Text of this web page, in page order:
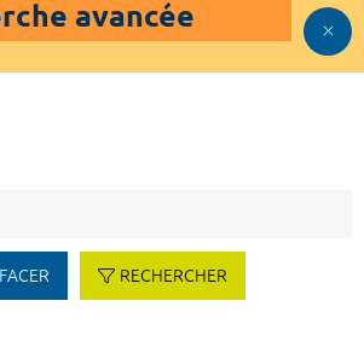
avancée
RECHERCHER